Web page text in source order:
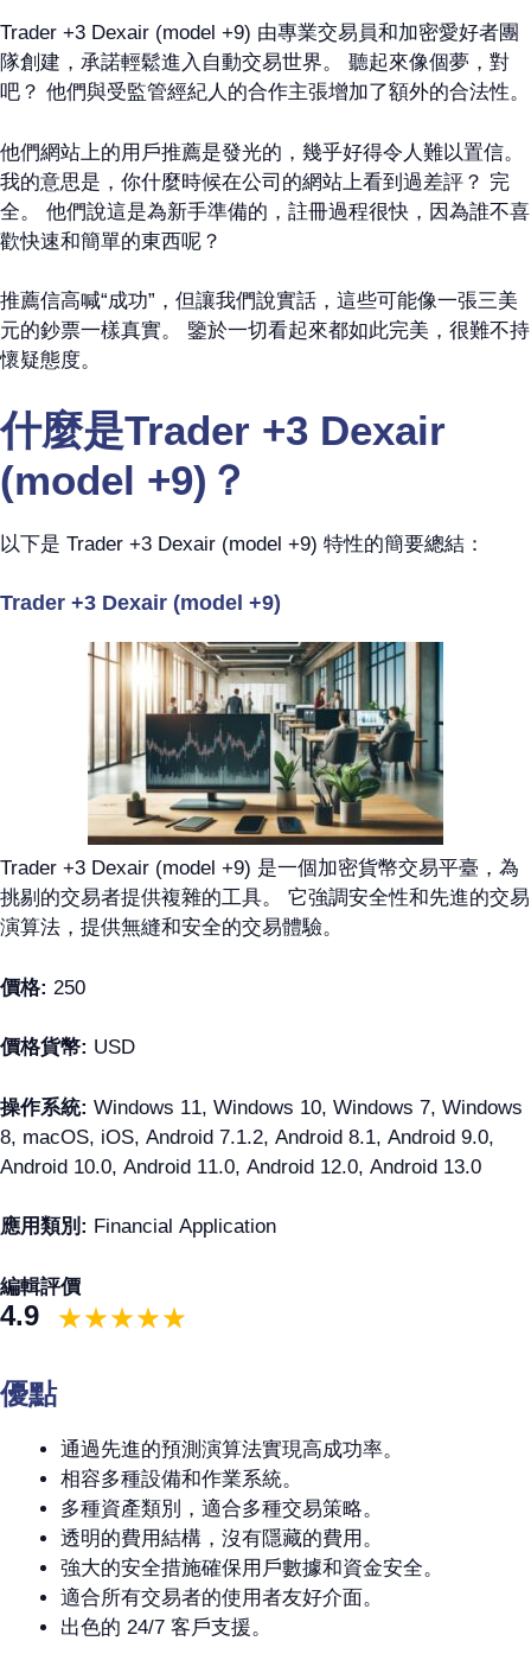
Trader +3 Dexair (model +9) 由專業交易員和加密愛好者團
隊創建，承諾輕鬆進入自動交易世界。 聽起來像個夢，對
吧？ 他們與受監管經紀人的合作主張增加了額外的合法性。
他們網站上的用戶推薦是發光的，幾乎好得令人難以置信。
我的意思是，你什麼時候在公司的網站上看到過差評？ 完
全。 他們說這是為新手準備的，註冊過程很快，因為誰不喜
歡快速和簡單的東西呢？
推薦信高喊“成功”，但讓我們說實話，這些可能像一張三美
元的鈔票一樣真實。 鑒於一切看起來都如此完美，很難不持
懷疑態度。
什麼是Trader +3 Dexair
(model +9)？
以下是 Trader +3 Dexair (model +9) 特性的簡要總結：
Trader +3 Dexair (model +9)
Trader +3 Dexair (model +9) 是一個加密貨幣交易平臺，為
挑剔的交易者提供複雜的工具。 它強調安全性和先進的交易
演算法，提供無縫和安全的交易體驗。
價格: 250
價格貨幣: USD
操作系統: Windows 11, Windows 10, Windows 7, Windows
8, macOS, iOS, Android 7.1.2, Android 8.1, Android 9.0,
Android 10.0, Android 11.0, Android 12.0, Android 13.0
應用類別: Financial Application
編輯評價
4.9
優點
通過先進的預測演算法實現高成功率。
相容多種設備和作業系統。
多種資產類別，適合多種交易策略。
透明的費用結構，沒有隱藏的費用。
強大的安全措施確保用戶數據和資金安全。
適合所有交易者的使用者友好介面。
出色的 24/7 客戶支援。